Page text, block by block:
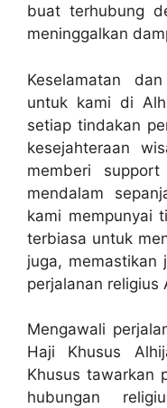
buat terhubung
meninggalkan
Keselamatan
untuk kami di
setiap tindakan
kesejahteraan
memberi
mendalam
kami mempunyai
terbiasa untuk
juga, memastikan
perjalanan religius
Mengawali
Haji Khusus
Khusus tawarkan
hubungan